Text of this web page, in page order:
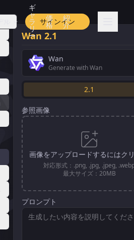
ギ
ャ
ラ
リ
ー
価
格
紹
介
サインイン
ービデオ
Wan 2.1
Wan
Generate with Wan
2.1
参照画像
画像をアップロードするにはク
対応形式：.png, .jpg, .jpeg,
最大サイズ：20MB
プロンプト